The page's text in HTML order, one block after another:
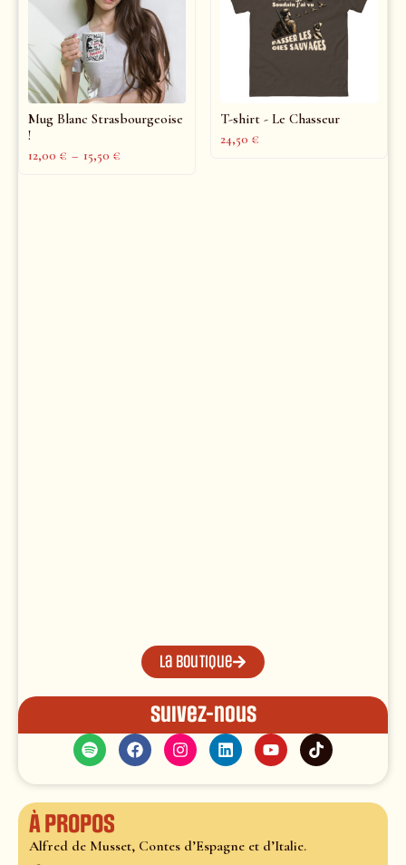
Mug Blanc Strasbourgeoise
!
12,00 € – 15,50 €
T-shirt - Le Chasseur
24,50 €
La boutique
Suivez-nous
À propos
Alfred de Musset, Contes d’Espagne et d’Italie.